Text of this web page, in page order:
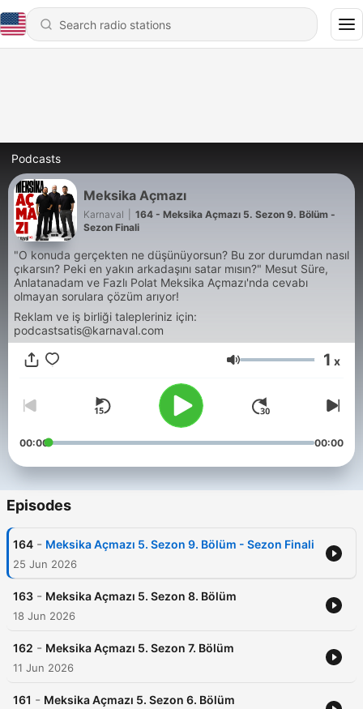
Podcasts
Meksika Açmazı
Karnaval
164 - Meksika Açmazı 5. Sezon 9. Bölüm -
Sezon Finali
"O konuda gerçekten ne düşünüyorsun? Bu zor durumdan nasıl
çıkarsın? Peki en yakın arkadaşını satar mısın?" Mesut Süre,
Anlatanadam ve Fazlı Polat Meksika Açmazı'nda cevabı
olmayan sorulara çözüm arıyor!
Reklam ve iş birliği talepleriniz için:
podcastsatis@karnaval.com
Volume 1 x
00:00 00:00
Episodes
164 - Meksika Açmazı 5. Sezon 9. Bölüm - Sezon Finali
25 Jun 2026
163 - Meksika Açmazı 5. Sezon 8. Bölüm
18 Jun 2026
162 - Meksika Açmazı 5. Sezon 7. Bölüm
11 Jun 2026
161 - Meksika Açmazı 5. Sezon 6. Bölüm